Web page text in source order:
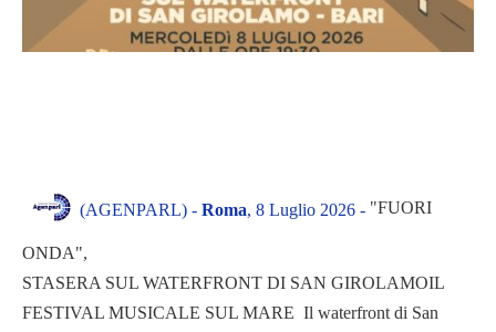
(AGENPARL) - Roma, 8 Luglio 2026 - "FUORI
ONDA",
STASERA SUL WATERFRONT DI SAN GIROLAMOIL
FESTIVAL MUSICALE SUL MARE Il waterfront di San